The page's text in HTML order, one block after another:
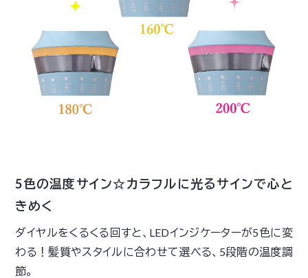
5色の温度サイン☆カラフルに光るサインで心と
きめく
ダイヤルをくるくる回すと、LEDインジケーターが5色に変
わる！髪質やスタイルに合わせて選べる、5段階の温度調
節。